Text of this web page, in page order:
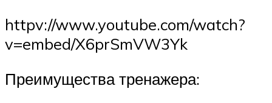
httpv://www.youtube.com/watch?
v=embed/X6prSmVW3Yk
Преимущества тренажера: